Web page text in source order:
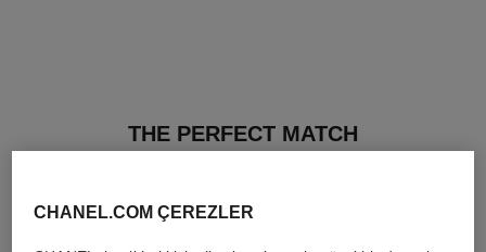
THE PERFECT MATCH
CHANEL.COM ÇEREZLER